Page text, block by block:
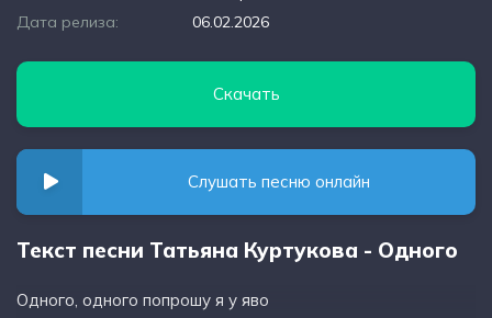
Дата релиза:
06.02.2026
Скачать
Слушать песню онлайн
Текст песни Татьяна Куртукова - Одного
Одного, одного попрошу я у яво